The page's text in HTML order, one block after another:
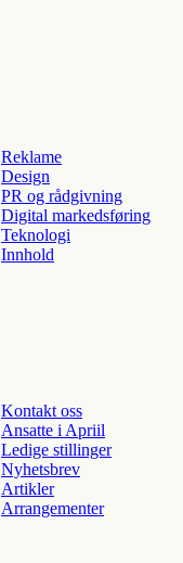
Reklame
Design
PR og rådgivning
Digital markedsføring
Teknologi
Innhold
Kontakt oss
Ansatte i Apriil
Ledige stillinger
Nyhetsbrev
Artikler
Arrangementer